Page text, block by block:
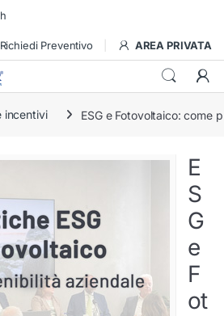
Richiedi Preventivo AREA PRIVATA
incentivi ESG e Fotovoltaico: come
E
S
G
e
F
ot